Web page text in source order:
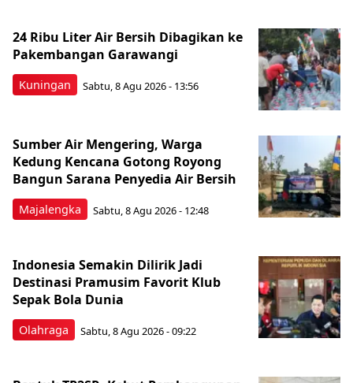
Kuningan
24 Ribu Liter Air Bersih Dibagikan ke
Pakembangan Garawangi
Sabtu, 8 Agu 2026 - 13:56
Majalengka
Sumber Air Mengering, Warga
Kedung Kencana Gotong Royong
Bangun Sarana Penyedia Air Bersih
Sabtu, 8 Agu 2026 - 12:48
Olahraga
Indonesia Semakin Dilirik Jadi
Destinasi Pramusim Favorit Klub
Sepak Bola Dunia
Sabtu, 8 Agu 2026 - 09:22